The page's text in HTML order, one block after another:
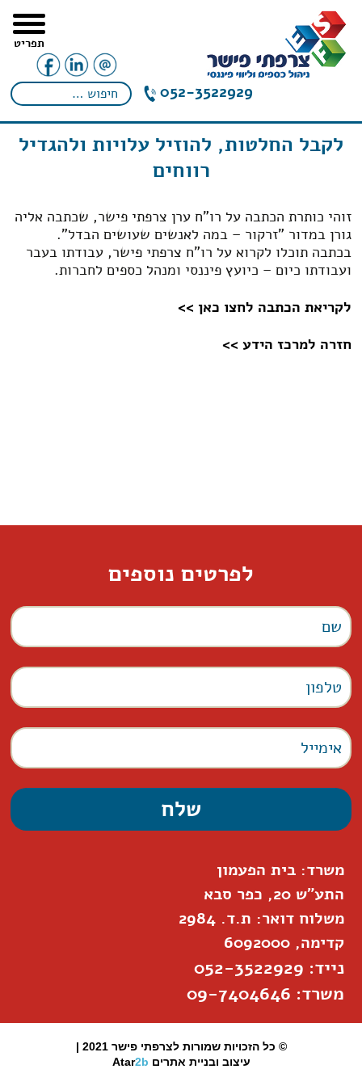
052-3522929
לקבל החלטות, להוזיל עלויות ולהגדיל
רווחים
זוהי כותרת הכתבה על רו"ח ערן צרפתי פישר, שכתבה אליה
גורן במדור "זרקור – במה לאנשים שעושים הבדל".
בכתבה תוכלו לקרוא על רו"ח צרפתי פישר, עבודתו בעבר
ועבודתו כיום – כיועץ פיננסי ומנהל כספים לחברות.
לקריאת הכתבה לחצו כאן >>
חזרה למרכז הידע >>
לפרטים נוספים
משרד: בית הפעמון
התע"ש 20, כפר סבא
משלוח דואר: ת.ד. 2984
קדימה, 6092000
נייד: 052-3522929
משרד: 09-7404646
© כל הזכויות שמורות לצרפתי פישר 2021 |
עיצוב ובניית אתרים
Atar2b
תפריט